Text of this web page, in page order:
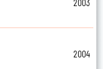
2003
2004